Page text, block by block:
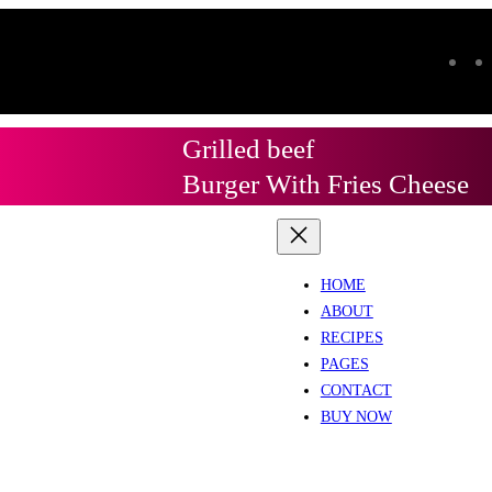
Grilled beef
Burger With Fries Cheese
HOME
ABOUT
RECIPES
PAGES
CONTACT
BUY NOW